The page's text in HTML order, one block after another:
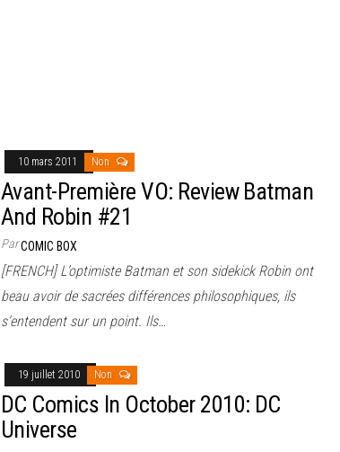
10 mars 2011 Non
Avant-Première VO: Review Batman
And Robin #21
ParCOMIC BOX
[FRENCH] L’optimiste Batman et son sidekick Robin ont
beau avoir de sacrées différences philosophiques, ils
s’entendent sur un point. Ils…
19 juillet 2010 Non
DC Comics In October 2010: DC
Universe